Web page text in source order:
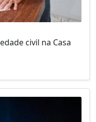
civil na Casa